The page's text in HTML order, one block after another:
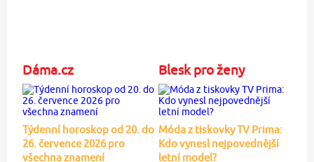
Dáma.cz
Týdenní horoskop od 20. do
26. července 2026 pro
všechna znamení
Blesk pro ženy
Móda z tiskovky TV Prima:
Kdo vynesl nejpovednější
letní model?